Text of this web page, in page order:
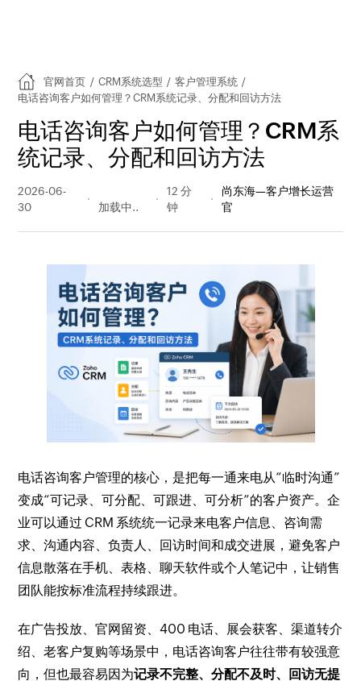
官网首页 / CRM系统选型 / 客户管理系统 /
电话咨询客户如何管理？CRM系统记录、分配和回访方法
电话咨询客户如何管理？CRM系
统记录、分配和回访方法
2026-06-
30
量
12 分
钟
尚东海—客户增长运营
官
电话咨询客户管理的核心，是把每一通来电从“临时沟通”
变成“可记录、可分配、可跟进、可分析”的客户资产。企
业可以通过 CRM 系统统一记录来电客户信息、咨询需
求、沟通内容、负责人、回访时间和成交进展，避免客户
信息散落在手机、表格、聊天软件或个人笔记中，让销售
团队能按标准流程持续跟进。
在广告投放、官网留资、400 电话、展会获客、渠道转介
绍、老客户复购等场景中，电话咨询客户往往带有较强意
向，但也最容易因为记录不完整、分配不及时、回访无提